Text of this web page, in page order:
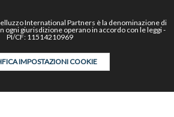
International Partners è la denominazione di
ogni giurisdizione operano in accordo con le leggi -
PI/CF: 11514210969
IMPOSTAZIONI COOKIE